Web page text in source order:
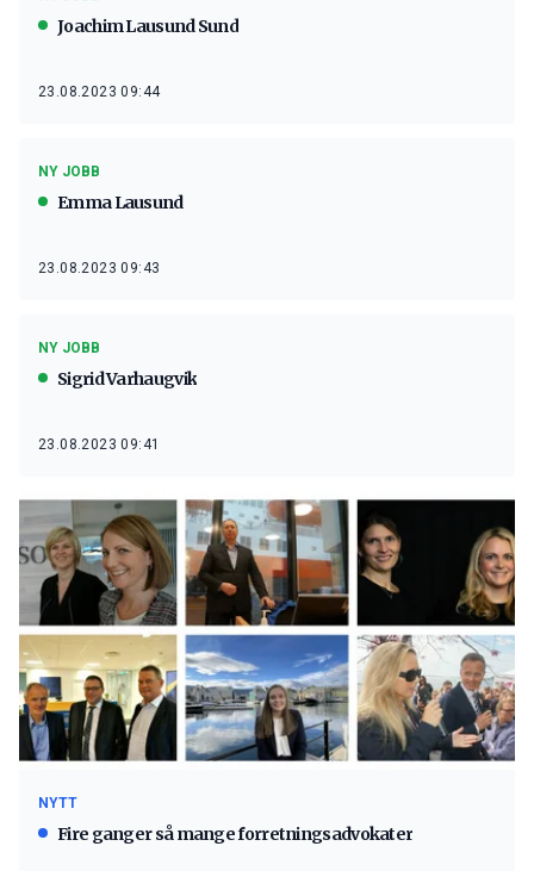
Joachim Lausund Sund
23.08.2023 09:44
NY JOBB
Emma Lausund
23.08.2023 09:43
NY JOBB
Sigrid Varhaugvik
23.08.2023 09:41
NYTT
Fire ganger så mange forretningsadvokater